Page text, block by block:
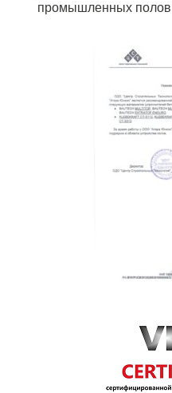
промышленных полов